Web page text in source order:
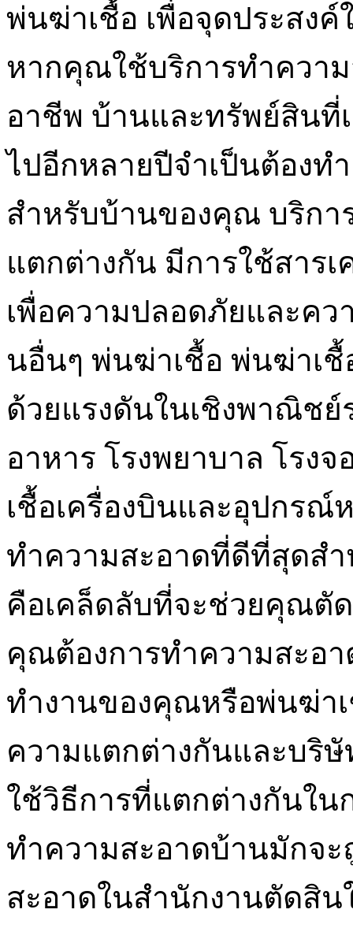
พ่นฆ่าเชื้อ เพื่อจุดประสง
หากคุณใช้บริการทำควา
อาชีพ บ้านและทรัพย์สินที่
ไปอีกหลายปีจำเป็นต้องท
สำหรับบ้านของคุณ บริกา
แตกต่างกัน มีการใช้สาร
เพื่อความปลอดภัยและค
นอื่นๆ พ่นฆ่าเชื้อ พ่นฆ่าเ
ด้วยแรงดันในเชิงพาณิชย์
อาหาร โรงพยาบาล โรง
เชื้อเครื่องบินและอุปกร
ทำความสะอาดที่ดีที่สุดส
คือเคล็ดลับที่จะช่วยคุณตั
คุณต้องการทำความสะอ
ทำงานของคุณหรือพ่นฆ่า
ความแตกต่างกันและบริ
ใช้วิธีการที่แตกต่างกันใน
ทำความสะอาดบ้านมักจะ
สะอาดในสำนักงานตัดสิ